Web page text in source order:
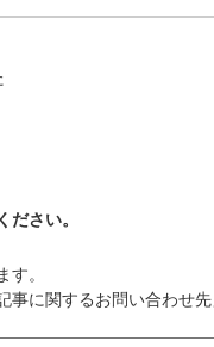
ださい。
す。
事に関するお問い合わせ